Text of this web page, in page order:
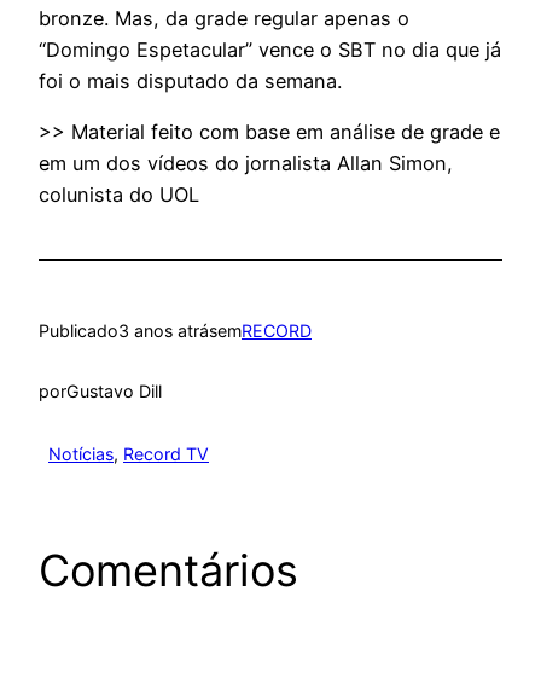
bronze. Mas, da grade regular apenas o
“Domingo Espetacular” vence o SBT no dia que já
foi o mais disputado da semana.
>> Material feito com base em análise de grade e
em um dos vídeos do jornalista Allan Simon,
colunista do UOL
Publicado3 anos atrásemRECORD
porGustavo Dill
Notícias, Record TV
Comentários